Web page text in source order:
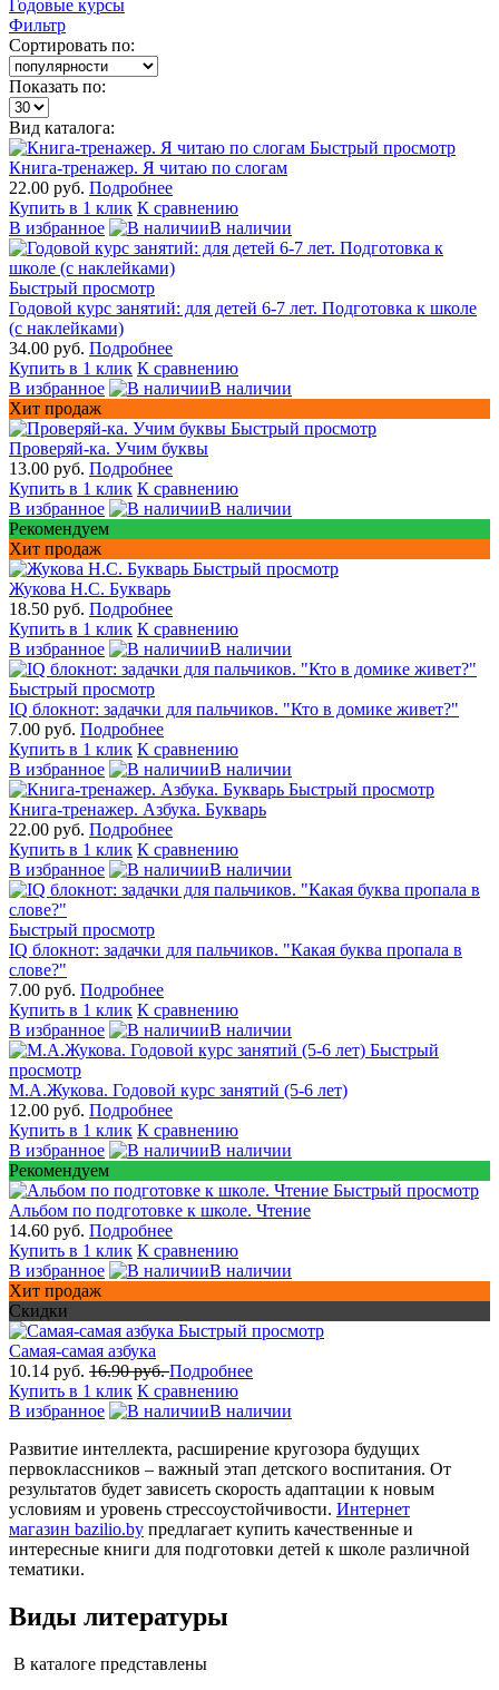
Годовые курсы
Фильтр
Сортировать по:
Показать по:
Вид каталога:
Быстрый просмотр
Книга-тренажер. Я читаю по слогам
22.00 руб. Подробнее
Купить в 1 клик К сравнению
В избранное
В наличии
Быстрый просмотр
Годовой курс занятий: для детей 6-7 лет. Подготовка к школе
(с наклейками)
34.00 руб. Подробнее
Купить в 1 клик К сравнению
В избранное
В наличии
Хит продаж
Быстрый просмотр
Проверяй-ка. Учим буквы
13.00 руб. Подробнее
Купить в 1 клик К сравнению
В избранное
В наличии
Рекомендуем
Хит продаж
Быстрый просмотр
Жукова Н.С. Букварь
18.50 руб. Подробнее
Купить в 1 клик К сравнению
В избранное
В наличии
Быстрый просмотр
IQ блокнот: задачки для пальчиков. "Кто в домике живет?"
7.00 руб. Подробнее
Купить в 1 клик К сравнению
В избранное
В наличии
Быстрый просмотр
Книга-тренажер. Азбука. Букварь
22.00 руб. Подробнее
Купить в 1 клик К сравнению
В избранное
В наличии
Быстрый просмотр
IQ блокнот: задачки для пальчиков. "Какая буква пропала в
слове?"
7.00 руб. Подробнее
Купить в 1 клик К сравнению
В избранное
В наличии
Быстрый
просмотр
М.А.Жукова. Годовой курс занятий (5-6 лет)
12.00 руб. Подробнее
Купить в 1 клик К сравнению
В избранное
В наличии
Рекомендуем
Быстрый просмотр
Альбом по подготовке к школе. Чтение
14.60 руб. Подробнее
Купить в 1 клик К сравнению
В избранное
В наличии
Хит продаж
Скидки
Быстрый просмотр
Самая-самая азбука
10.14 руб. 16.90 руб.Подробнее
Купить в 1 клик К сравнению
В избранное
В наличии
Развитие интеллекта, расширение кругозора будущих
первоклассников – важный этап детского воспитания. От
результатов будет зависеть скорость адаптации к новым
условиям и уровень стрессоустойчивости. Интернет
магазин bazilio.by предлагает купить качественные и
интересные книги для подготовки детей к школе различной
тематики.
Виды литературы
В каталоге представлены